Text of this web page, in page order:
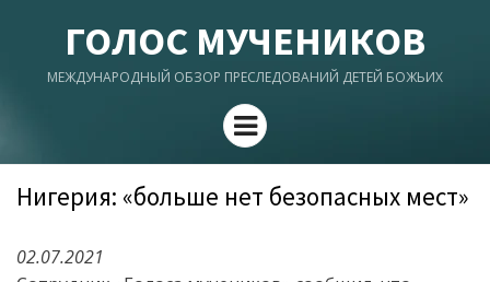
ГОЛОС МУЧЕНИКОВ
МЕЖДУНАРОДНЫЙ ОБЗОР ПРЕСЛЕДОВАНИЙ ДЕТЕЙ БОЖЬИХ
Menu
Нигерия: «больше нет безопасных мест»
02.07.2021